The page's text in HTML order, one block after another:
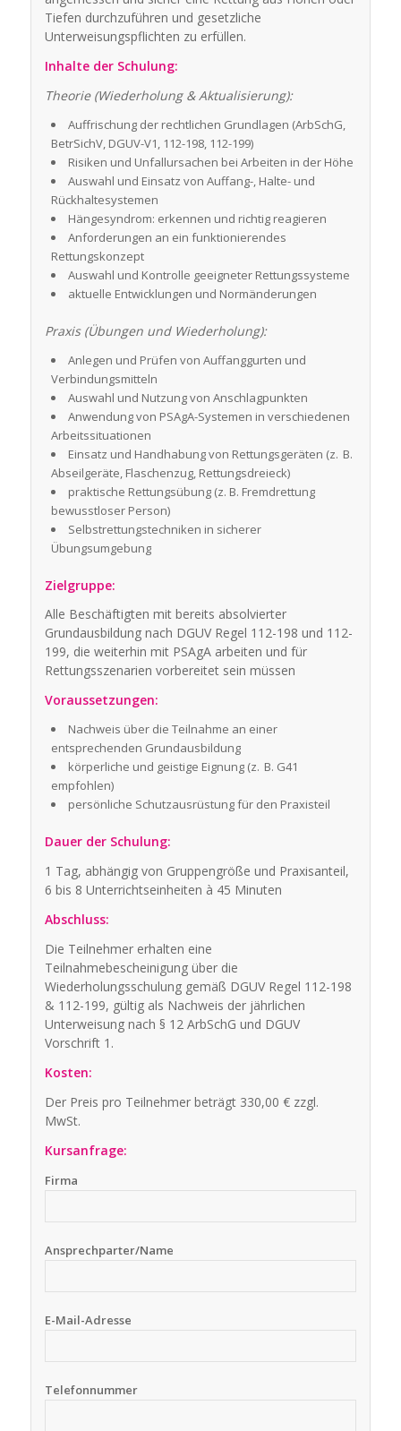
Tiefen durchzuführen und gesetzliche
Unterweisungspflichten zu erfüllen.
Inhalte der Schulung:
Theorie (Wiederholung & Aktualisierung):
Auffrischung der rechtlichen Grundlagen (ArbSchG,
BetrSichV, DGUV-V1, 112-198, 112-199)
Risiken und Unfallursachen bei Arbeiten in der Höhe
Auswahl und Einsatz von Auffang-, Halte- und
Rückhaltesystemen
Hängesyndrom: erkennen und richtig reagieren
Anforderungen an ein funktionierendes
Rettungskonzept
Auswahl und Kontrolle geeigneter Rettungssysteme
aktuelle Entwicklungen und Normänderungen
Praxis (Übungen und Wiederholung):
Anlegen und Prüfen von Auffanggurten und
Verbindungsmitteln
Auswahl und Nutzung von Anschlagpunkten
Anwendung von PSAgA-Systemen in verschiedenen
Arbeitssituationen
Einsatz und Handhabung von Rettungsgeräten (z. B.
Abseilgeräte, Flaschenzug, Rettungsdreieck)
praktische Rettungsübung (z. B. Fremdrettung
bewusstloser Person)
Selbstrettungstechniken in sicherer
Übungsumgebung
Zielgruppe:
Alle Beschäftigten mit bereits absolvierter
Grundausbildung nach DGUV Regel 112-198 und 112-
199, die weiterhin mit PSAgA arbeiten und für
Rettungsszenarien vorbereitet sein müssen
Voraussetzungen:
Nachweis über die Teilnahme an einer
entsprechenden Grundausbildung
körperliche und geistige Eignung (z. B. G41
empfohlen)
persönliche Schutzausrüstung für den Praxisteil
Dauer der Schulung:
1 Tag, abhängig von Gruppengröße und Praxisanteil,
6 bis 8 Unterrichtseinheiten à 45 Minuten
Abschluss:
Die Teilnehmer erhalten eine
Teilnahmebescheinigung über die
Wiederholungsschulung gemäß DGUV Regel 112-198
& 112-199, gültig als Nachweis der jährlichen
Unterweisung nach § 12 ArbSchG und DGUV
Vorschrift 1.
Kosten:
Der Preis pro Teilnehmer beträgt 330,00 € zzgl.
MwSt.
Kursanfrage:
Firma
Ansprechparter/Name
E-Mail-Adresse
Telefonnummer